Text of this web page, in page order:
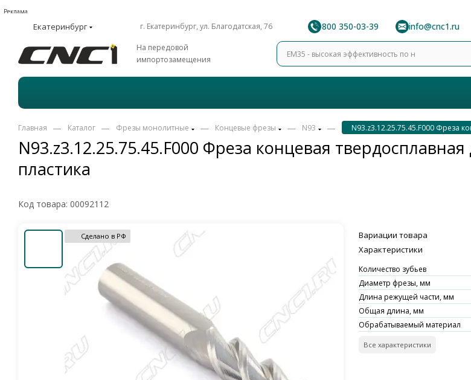
Реклама
Екатеринбург г. Екатеринбург, ул. Благодатская, 76 8 800 350-03-39 info@cnc1.ru
На передовой
импортозамещения
N93.z3.12.25.75.45.F000 Фреза концевая
пластика
Главная — Каталог — Фрезы монолитные — Концевые фрезы — N93 — N93.z3.12.25.75.45.F000 Фреза
Код товара: 00092112
Сделано в РФ
Вариации товара
Характеристики
Количество зубьев
Диаметр фрезы, мм
Длина режущей части, мм
Общая длина, мм
Обрабатываемый материал
Все характеристики